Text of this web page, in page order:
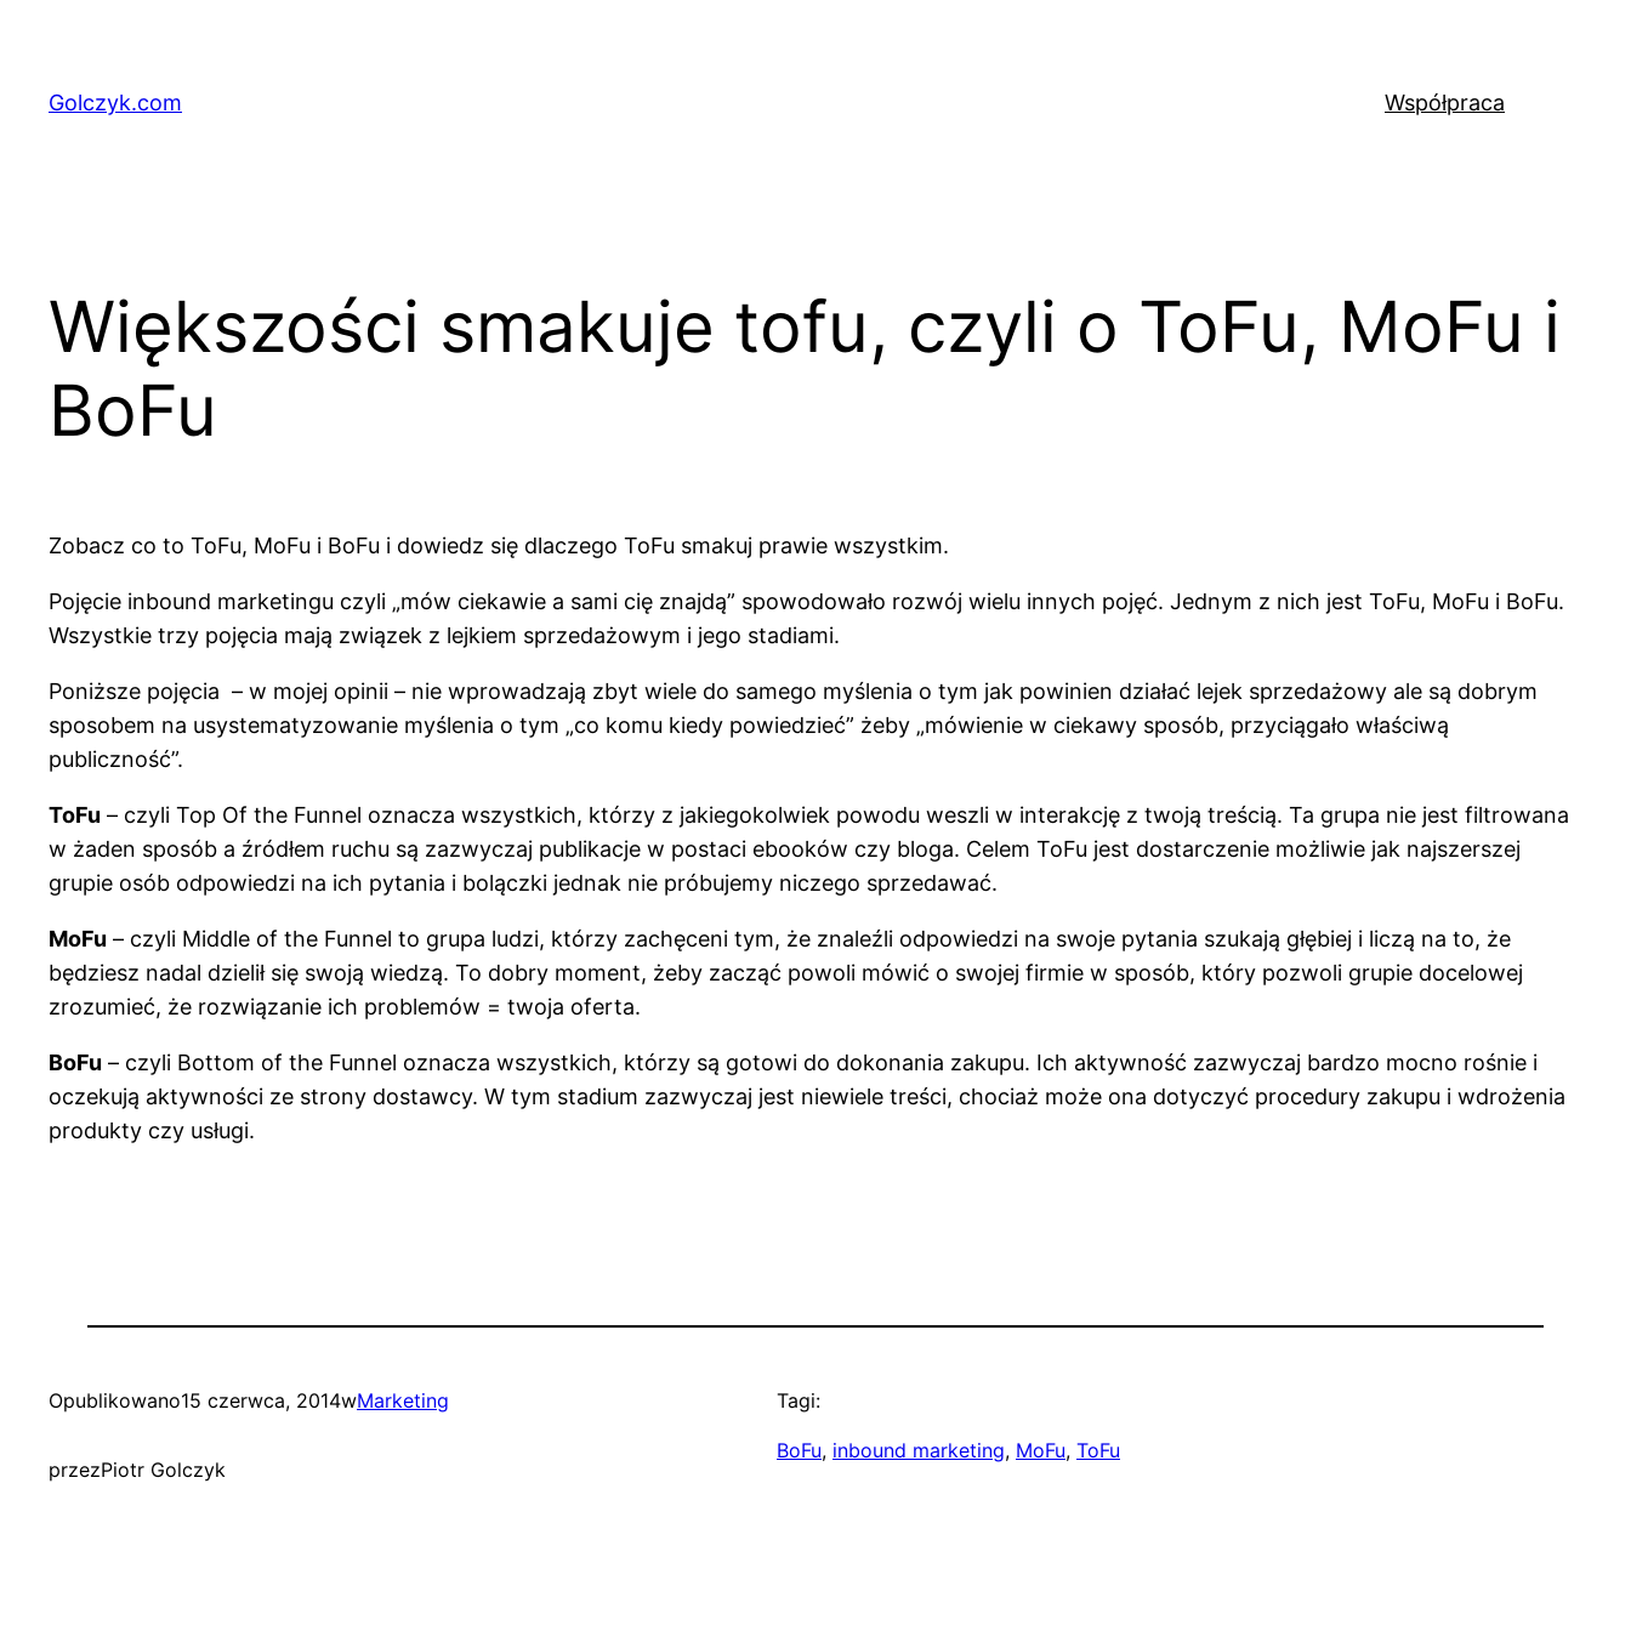
treściGolczyk.com Współpraca
Większości smakuje tofu, czyli o ToFu, MoFu i
BoFu
Zobacz co to ToFu, MoFu i BoFu i dowiedz się dlaczego ToFu smakuj prawie wszystkim.
Pojęcie inbound marketingu czyli „mów ciekawie a sami cię znajdą” spowodowało rozwój wielu innych pojęć. Jednym z nich jest ToFu, MoFu i BoFu.
Wszystkie trzy pojęcia mają związek z lejkiem sprzedażowym i jego stadiami.
Poniższe pojęcia – w mojej opinii – nie wprowadzają zbyt wiele do samego myślenia o tym jak powinien działać lejek sprzedażowy ale są dobrym
sposobem na usystematyzowanie myślenia o tym „co komu kiedy powiedzieć” żeby „mówienie w ciekawy sposób, przyciągało właściwą
publiczność”.
ToFu – czyli Top Of the Funnel oznacza wszystkich, którzy z jakiegokolwiek powodu weszli w interakcję z twoją treścią. Ta grupa nie jest filtrowana
w żaden sposób a źródłem ruchu są zazwyczaj publikacje w postaci ebooków czy bloga. Celem ToFu jest dostarczenie możliwie jak najszerszej
grupie osób odpowiedzi na ich pytania i bolączki jednak nie próbujemy niczego sprzedawać.
MoFu – czyli Middle of the Funnel to grupa ludzi, którzy zachęceni tym, że znaleźli odpowiedzi na swoje pytania szukają głębiej i liczą na to, że
będziesz nadal dzielił się swoją wiedzą. To dobry moment, żeby zacząć powoli mówić o swojej firmie w sposób, który pozwoli grupie docelowej
zrozumieć, że rozwiązanie ich problemów = twoja oferta.
BoFu – czyli Bottom of the Funnel oznacza wszystkich, którzy są gotowi do dokonania zakupu. Ich aktywność zazwyczaj bardzo mocno rośnie i
oczekują aktywności ze strony dostawcy. W tym stadium zazwyczaj jest niewiele treści, chociaż może ona dotyczyć procedury zakupu i wdrożenia
produkty czy usługi.
Opublikowano15 czerwca, 2014wMarketing
przezPiotr Golczyk
Tagi:
BoFu, inbound marketing, MoFu, ToFu